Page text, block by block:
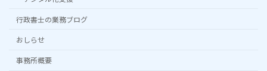
行政書士の業務ブログ
おしらせ
事務所概要